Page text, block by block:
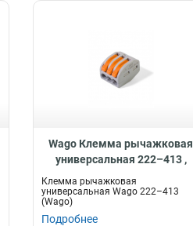
Wago Клемма рычажковая
универсальная 222–413 ,
Клемма рычажковая
универсальная Wago 222–413
(Wago)
Подробнее